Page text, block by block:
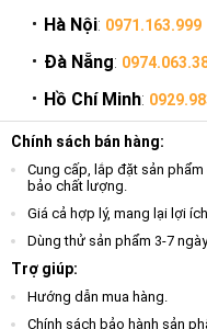
Hà Nội: 0971.163.999
Đà Nẵng:
Hồ Chí Minh:
Chính sách bán hàng:
Cung cấp, lắp đặt sản
bảo chất lượng.
Giá cả hợp lý, mang lại lợi
Dùng thử sản phẩm 3-7
Trợ giúp:
Hướng dẫn mua hàng.
Chính sách bảo hành sản